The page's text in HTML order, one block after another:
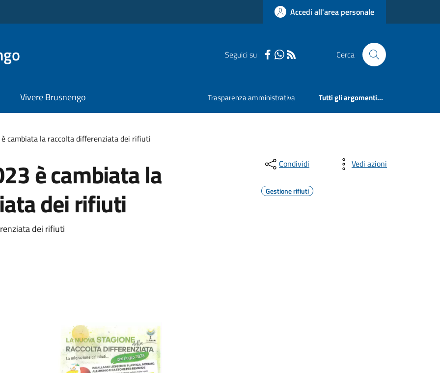
Accedi all'area personale
Seguici su Cerca
Vivere Brusnengo Trasparenza amministrativa Tutti gli argomenti...
cambiata la raccolta differenziata dei rifiuti
è cambiata la
dei rifiuti
dei rifiuti
Condividi Vedi azioni
Gestione rifiuti